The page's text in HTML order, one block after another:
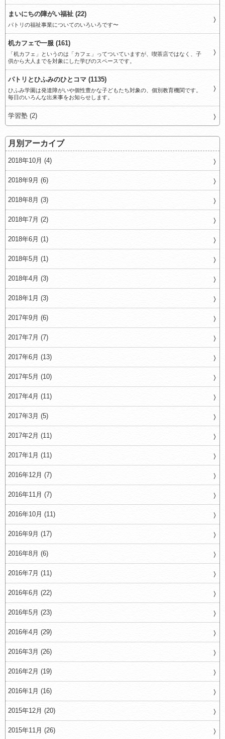
まいにちの障がい福祉 (22)
パトリの福祉事業についてのいろいろです〜
机カフェで一服 (161)
「机カフェ」というのは「カフェ」ってついていますが、喫茶店ではなく、子
供から大人までを対象にした学びのスペースです。
パトリとひふみのひとコマ (1135)
ひふみ学園は発達障がいや個性豊かな子どもたち対象の、個別教育機関です。
毎日のいろんな出来事をお知らせします。
学習塾 (2)
月別アーカイブ
2018年10月 (4)
2018年9月 (6)
2018年8月 (3)
2018年7月 (2)
2018年6月 (1)
2018年5月 (1)
2018年4月 (3)
2018年1月 (3)
2017年9月 (6)
2017年7月 (7)
2017年6月 (13)
2017年5月 (10)
2017年4月 (11)
2017年3月 (5)
2017年2月 (11)
2017年1月 (11)
2016年12月 (7)
2016年11月 (7)
2016年10月 (11)
2016年9月 (17)
2016年8月 (6)
2016年7月 (11)
2016年6月 (22)
2016年5月 (23)
2016年4月 (29)
2016年3月 (26)
2016年2月 (19)
2016年1月 (16)
2015年12月 (20)
2015年11月 (26)